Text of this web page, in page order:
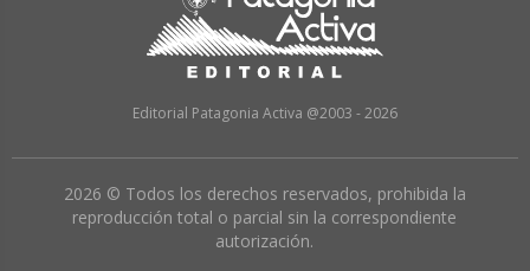
Editorial Patagonia Activa @2003 - 2026
2026 © Todos los derechos reservados, prohibida la
reproducción total o parcial sin la correspondiente
autorización.